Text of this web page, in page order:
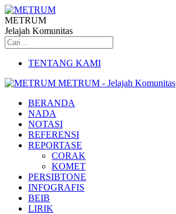
METRUM
Jelajah Komunitas
TENTANG KAMI
METRUM - Jelajah Komunitas
BERANDA
NADA
NOTASI
REFERENSI
REPORTASE
CORAK
KOMET
PERSIBTONE
INFOGRAFIS
BEIB
LIRIK